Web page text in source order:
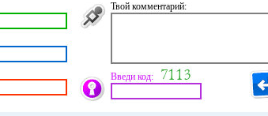
Твой комментарий:
Введи код: